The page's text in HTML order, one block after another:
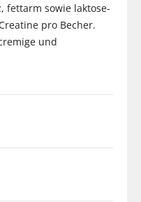
fettarm sowie laktose-
pro Becher.
und